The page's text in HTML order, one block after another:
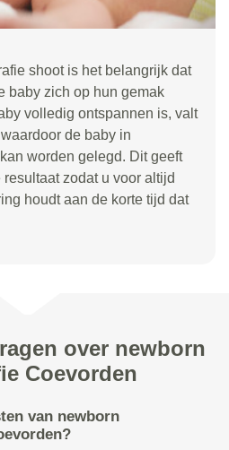
shoot is het belangrijk dat
baby zich op hun gemak
volledig ontspannen is, valt
de baby in
worden gelegd. Dit geeft
zodat u voor altijd
houdt aan de korte tijd dat
over newborn
Coevorden
van newborn